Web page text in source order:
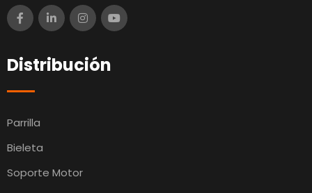
Distribución
Parrilla
Bieleta
Soporte Motor